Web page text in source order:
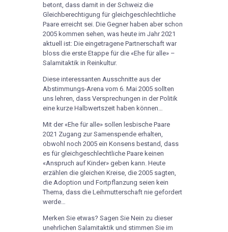
betont, dass damit in der Schweiz die
Gleichberechtigung für gleichgeschlechtliche
Paare erreicht sei. Die Gegner haben aber schon
2005 kommen sehen, was heute im Jahr 2021
aktuell ist: Die eingetragene Partnerschaft war
bloss die erste Etappe für die «Ehe für alle» –
Salamitaktik in Reinkultur.
Diese interessanten Ausschnitte aus der
Abstimmungs-Arena vom 6. Mai 2005 sollten
uns lehren, dass Versprechungen in der Politik
eine kurze Halbwertszeit haben können…
Mit der «Ehe für alle» sollen lesbische Paare
2021 Zugang zur Samenspende erhalten,
obwohl noch 2005 ein Konsens bestand, dass
es für gleichgeschlechtliche Paare keinen
«Anspruch auf Kinder» geben kann. Heute
erzählen die gleichen Kreise, die 2005 sagten,
die Adoption und Fortpflanzung seien kein
Thema, dass die Leihmutterschaft nie gefordert
werde…
Merken Sie etwas? Sagen Sie Nein zu dieser
unehrlichen Salamitaktik und stimmen Sie im